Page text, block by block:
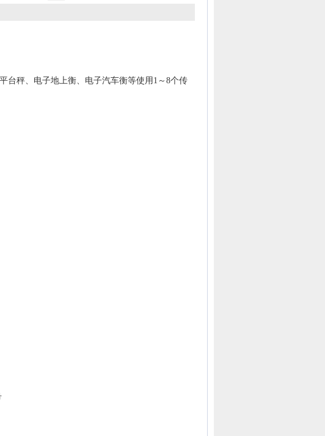
台秤、电子地上衡、电子汽车衡等使用1～8个传